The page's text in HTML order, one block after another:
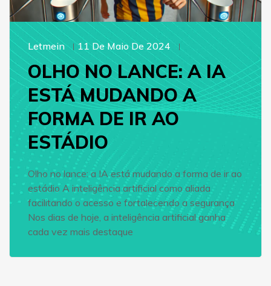
Letmein 11 De Maio De 2024
OLHO NO LANCE: A IA
ESTÁ MUDANDO A
FORMA DE IR AO
ESTÁDIO
Olho no lance: a IA está mudando a forma de ir ao
estádio A inteligência artificial como aliada
facilitando o acesso e fortalecendo a segurança
Nos dias de hoje, a inteligência artificial ganha
cada vez mais destaque